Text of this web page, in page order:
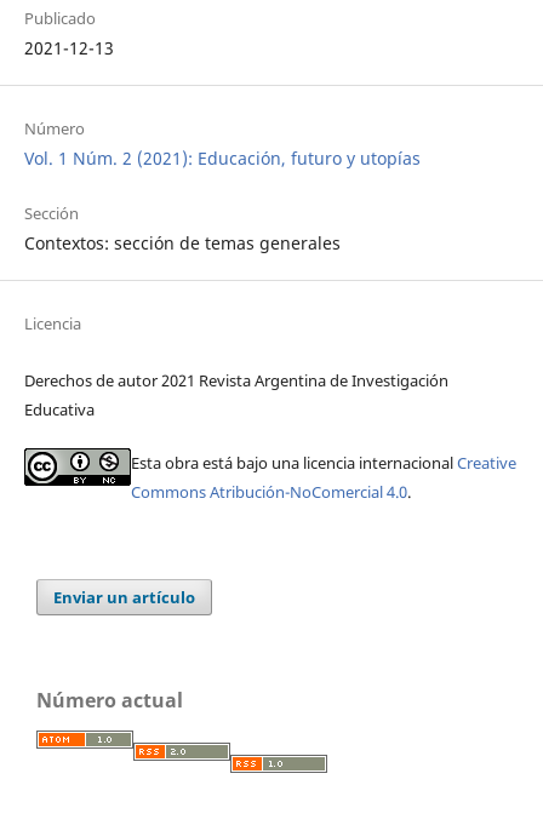
Publicado
2021-12-13
Número
Vol. 1 Núm. 2 (2021): Educación, futuro y utopías
Sección
Contextos: sección de temas generales
Licencia
Derechos de autor 2021 Revista Argentina de Investigación
Educativa
Esta obra está bajo una licencia internacionalCreative
Commons Atribución-NoComercial 4.0.
Enviar un artículo
Número actual